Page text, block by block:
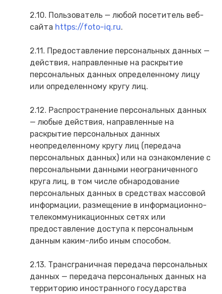
2.10. Пользователь — любой посетитель веб-
сайта https://foto-iq.ru.
2.11. Предоставление персональных данных —
действия, направленные на раскрытие
персональных данных определенному лицу
или определенному кругу лиц.
2.12. Распространение персональных данных
— любые действия, направленные на
раскрытие персональных данных
неопределенному кругу лиц (передача
персональных данных) или на ознакомление с
персональными данными неограниченного
круга лиц, в том числе обнародование
персональных данных в средствах массовой
информации, размещение в информационно-
телекоммуникационных сетях или
предоставление доступа к персональным
данным каким-либо иным способом.
2.13. Трансграничная передача персональных
данных — передача персональных данных на
территорию иностранного государства